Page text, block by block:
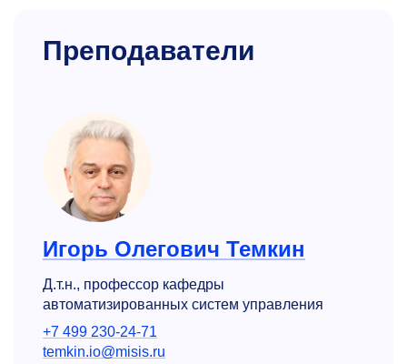
Преподаватели
Игорь Олегович Темкин
Д.т.н., профессор кафедры
автоматизированных систем управления
+7 499 230-24-71
temkin.io@misis.ru